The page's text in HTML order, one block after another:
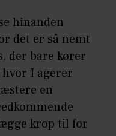
hinanden
det er så nemt
der bare kører
hvor I agerer
en
krop til for